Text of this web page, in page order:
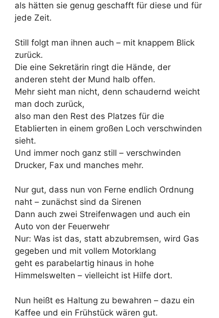
als hätten sie genug geschafft für diese und für
jede Zeit.
Still folgt man ihnen auch – mit knappem Blick
zurück.
Die eine Sekretärin ringt die Hände, der
anderen steht der Mund halb offen.
Mehr sieht man nicht, denn schaudernd weicht
man doch zurück,
also man den Rest des Platzes für die
Etablierten in einem großen Loch verschwinden
sieht.
Und immer noch ganz still – verschwinden
Drucker, Fax und manches mehr.
Nur gut, dass nun von Ferne endlich Ordnung
naht – zunächst sind da Sirenen
Dann auch zwei Streifenwagen und auch ein
Auto von der Feuerwehr
Nur: Was ist das, statt abzubremsen, wird Gas
gegeben und mit vollem Motorklang
geht es parabelartig hinaus in hohe
Himmelswelten – vielleicht ist Hilfe dort.
Nun heißt es Haltung zu bewahren – dazu ein
Kaffee und ein Frühstück wären gut.